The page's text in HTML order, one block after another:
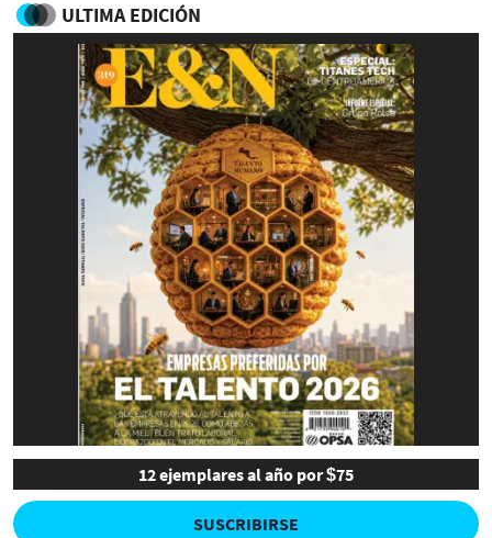
ULTIMA EDICIÓN
12 ejemplares al año por $75
SUSCRIBIRSE